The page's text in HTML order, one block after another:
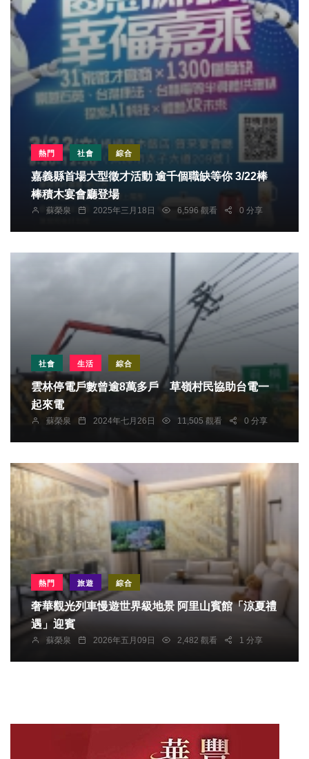
熱門 社會 綜合
嘉義縣首場大型徵才活動 逾千個職缺等你 3/22棒
棒積木宴會廳登場
蘇榮泉 2025年三月18日 6,596 觀看 0 分享
社會 生活 綜合
雲林停電戶數曾逾8萬多戶 草嶺村民協助台電一
起來電
蘇榮泉 2024年七月26日 11,505 觀看 0 分享
熱門 旅遊 綜合
奢華觀光列車慢遊世界級地景 阿里山賓館「涼夏禮
遇」迎賓
蘇榮泉 2026年五月09日 2,482 觀看 1 分享